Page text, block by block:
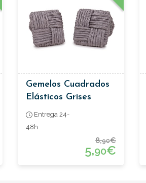
Gemelos Cuadrados
Elásticos Grises
Entrega 24-
48h
8,90€
5,90€